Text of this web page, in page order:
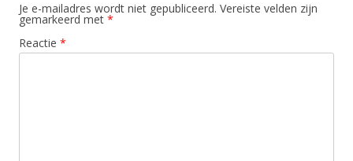
Je e-mailadres wordt niet gepubliceerd. Vereiste velden zijn
gemarkeerd met *
Reactie *